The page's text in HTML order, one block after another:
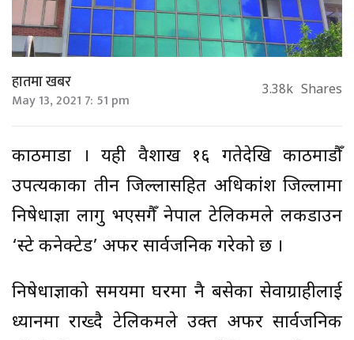
हातमा खबर
May 13, 2021 7: 51 pm 3.38k Shares
काठमाडौं । यही वैशाख १६ गतेदेखि काठमाडौँ
उपत्यकाका तीन जिल्लासहित अधिकांश जिल्लामा
निषेधाज्ञा लागु भएसगैँ नेपाल टेलिकमले लकडाउन
‘स्टे कनेक्टेड’ अफर सार्वजनिक गरेको छ ।
निषेधाज्ञाको समयमा घरमा नै बसेका सेवाग्राहीलाई
ध्यानमा राख्दै टेलिकमले उक्त अफर सार्वजनिक